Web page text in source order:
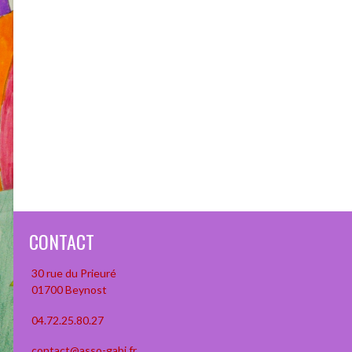
CONTACT
30 rue du Prieuré
01700 Beynost
04.72.25.80.27